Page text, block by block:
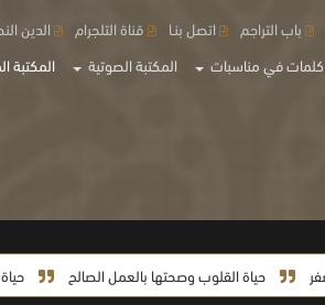
كلمات في مناسبات المكتبة الصوتية المكتبة
باب التراجم اتصل بنـا قناة التلجرام الدين
حياة القلوب وصحتها بالعمل الصالح حياة السيدة